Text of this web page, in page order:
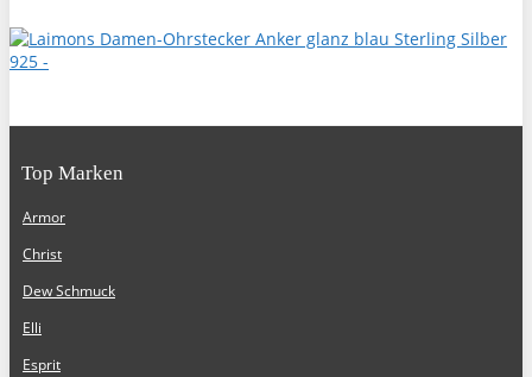
Top Marken
Armor
Christ
Dew Schmuck
Elli
Esprit